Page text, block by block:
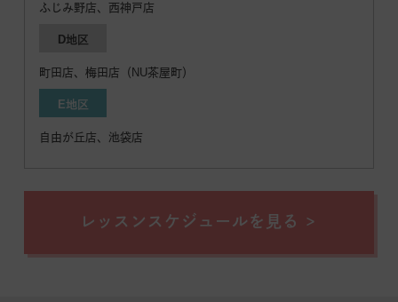
ふじみ野店、西神戸店
D地区
町田店、梅田店（NU茶屋町）
E地区
自由が丘店、池袋店
レッスンスケジュールを見る